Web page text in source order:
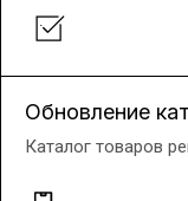
Обновление
Каталог товаров